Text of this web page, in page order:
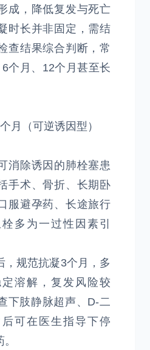
成，降低复发与死亡
时长并非固定，需结
查结果综合判断，常
个月、12个月甚至长
月（可逆诱因型）
消除诱因的肺栓塞患
手术、骨折、长期卧
服避孕药、长途旅行
多为一过性因素引
，规范抗凝3个月，多
溶解，复发风险较
下肢静脉超声、D-二
可在医生指导下停